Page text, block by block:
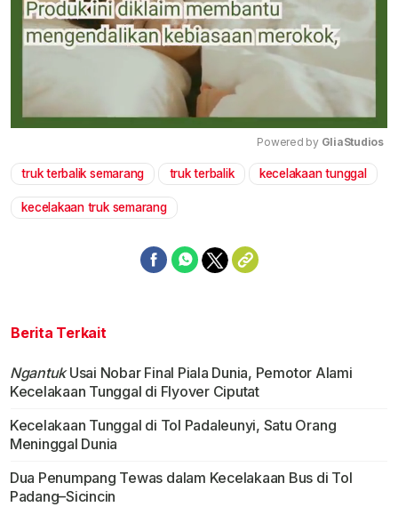
Mute
Powered by GliaStudios
truk terbalik semarang truk terbalik kecelakaan tunggal
kecelakaan truk semarang
Berita Terkait
NgantukUsai Nobar Final Piala Dunia, Pemotor Alami
Kecelakaan Tunggal di Flyover Ciputat
Kecelakaan Tunggal di Tol Padaleunyi, Satu Orang
Meninggal Dunia
Dua Penumpang Tewas dalam Kecelakaan Bus di Tol
Padang–Sicincin